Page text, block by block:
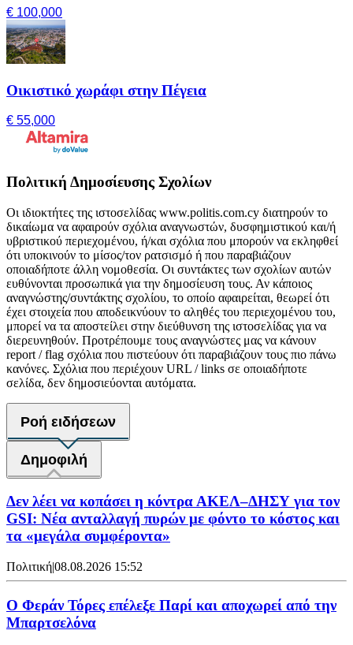
€ 100,000
Οικιστικό χωράφι στην Πέγεια
€ 55,000
Πολιτική Δημοσίευσης Σχολίων
Οι ιδιοκτήτες της ιστοσελίδας www.politis.com.cy διατηρούν το
δικαίωμα να αφαιρούν σχόλια αναγνωστών, δυσφημιστικού και/ή
υβριστικού περιεχομένου, ή/και σχόλια που μπορούν να εκληφθεί
ότι υποκινούν το μίσος/τον ρατσισμό ή που παραβιάζουν
οποιαδήποτε άλλη νομοθεσία. Οι συντάκτες των σχολίων αυτών
ευθύνονται προσωπικά για την δημοσίευση τους. Αν κάποιος
αναγνώστης/συντάκτης σχολίου, το οποίο αφαιρείται, θεωρεί ότι
έχει στοιχεία που αποδεικνύουν το αληθές του περιεχομένου του,
μπορεί να τα αποστείλει στην διεύθυνση της ιστοσελίδας για να
διερευνηθούν. Προτρέπουμε τους αναγνώστες μας να κάνουν
report / flag σχόλια που πιστεύουν ότι παραβιάζουν τους πιο πάνω
κανόνες. Σχόλια που περιέχουν URL / links σε οποιαδήποτε
σελίδα, δεν δημοσιεύονται αυτόματα.
Ροή ειδήσεων
Δημοφιλή
Δεν λέει να κοπάσει η κόντρα ΑΚΕΛ–ΔΗΣΥ για τον
GSI: Νέα ανταλλαγή πυρών με φόντο το κόστος και
τα «μεγάλα συμφέροντα»
Πολιτική|08.08.2026 15:52
Ο Φεράν Τόρες επέλεξε Παρί και αποχωρεί από την
Μπαρτσελόνα